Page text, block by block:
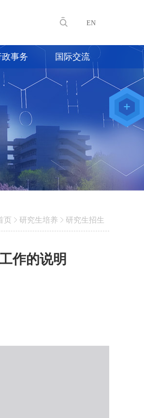
EN
政事务 国际交流
页 研究生培养 研究生招生
作的说明